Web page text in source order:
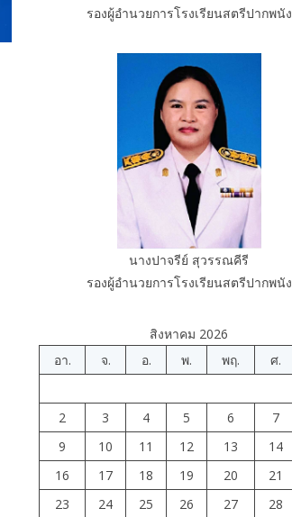
รองผู้อำนวยการโรงเรียนสตรีปากพนัง
นางปาจรีย์ สุวรรณคีรี
รองผู้อำนวยการโรงเรียนสตรีปากพนัง
สิงหาคม 2026
อา.
จ. อ. พ. พฤ. ศ.
2
3 4 5 6 7
9
10 11 12 13 14
16
17 18 19 20 21
23
24 25 26 27 28